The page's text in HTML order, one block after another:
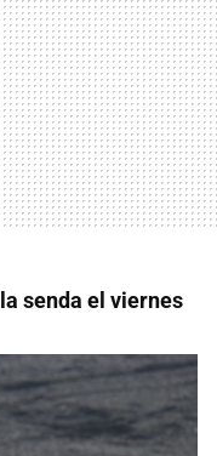
senda el viernes